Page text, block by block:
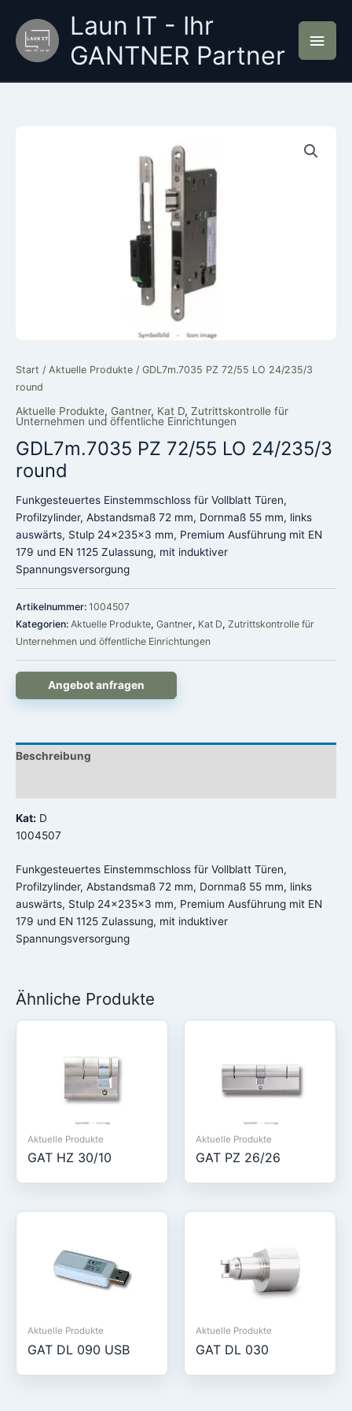
Inhalt
springen
Laun IT - Ihr
GANTNER Partner
Start / Aktuelle Produkte / GDL7m.7035 PZ 72/55 LO 24/235/3
round
Aktuelle Produkte, Gantner, Kat D, Zutrittskontrolle für
Unternehmen und öffentliche Einrichtungen
GDL7m.7035 PZ 72/55 LO 24/235/3
round
Funkgesteuertes Einstemmschloss für Vollblatt Türen,
Profilzylinder, Abstandsmaß 72 mm, Dornmaß 55 mm, links
auswärts, Stulp 24x235x3 mm, Premium Ausführung mit EN
179 und EN 1125 Zulassung, mit induktiver
Spannungsversorgung
Artikelnummer: 1004507
Kategorien: Aktuelle Produkte, Gantner, Kat D, Zutrittskontrolle für
Unternehmen und öffentliche Einrichtungen
Angebot anfragen
Beschreibung
Kat: D
1004507
Funkgesteuertes Einstemmschloss für Vollblatt Türen,
Profilzylinder, Abstandsmaß 72 mm, Dornmaß 55 mm, links
auswärts, Stulp 24x235x3 mm, Premium Ausführung mit EN
179 und EN 1125 Zulassung, mit induktiver
Spannungsversorgung
Ähnliche Produkte
Aktuelle Produkte
GAT HZ 30/10
Aktuelle Produkte
GAT PZ 26/26
Aktuelle Produkte
GAT DL 090 USB
Aktuelle Produkte
GAT DL 030